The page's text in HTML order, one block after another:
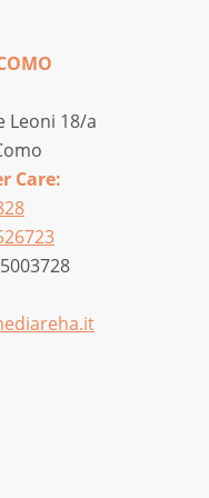
Leoni 18/a
Care: